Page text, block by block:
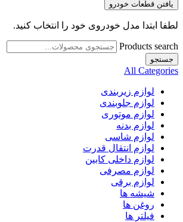
یافتن قطعات خودرو
لطفا ابتدا مدل خودروی خود را انتخاب کنید.
Products search
جستجو
All Categories
لوازم زیربندی
لوازم جلوبندی
لوازم موتوری
لوازم بدنه
لوازم شاسی
لوازم انتقال قدرت
لوازم داخلی کابین
لوازم مصرفی
لوازم برقی
شیشه ها
روغن ها
فیلتر ها